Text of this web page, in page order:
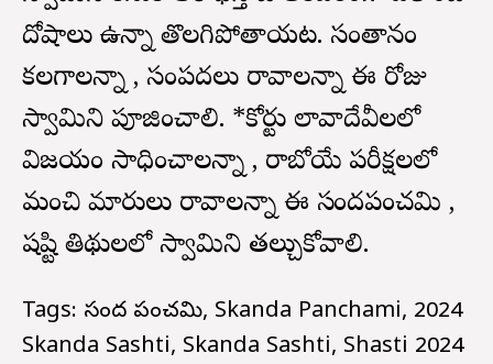
దోషాలు ఉన్నా తొలగిపోతాయట. సంతానం
కలగాలన్నా , సంపదలు రావాలన్నా ఈ రోజు
స్వామిని పూజించాలి. *కోర్టు లావాదేవీలలో
విజయం సాధించాలన్నా , రాబోయే పరీక్షలలో
మంచి మార్కులు రావాలన్నా ఈ స్కందపంచమి ,
షష్టి తిథులలో స్వామిని తల్చుకోవాలి.
Tags: స్కంద పంచమి, Skanda Panchami, 2024
Skanda Sashti, Skanda Sashti, Shasti 2024